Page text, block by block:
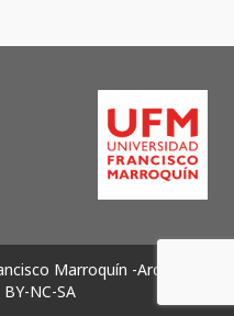
Marroquín -Archivos
BY-NC-SA